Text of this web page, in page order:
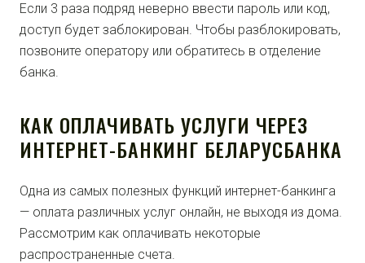
Если 3 раза подряд неверно ввести пароль или код,
доступ будет заблокирован. Чтобы разблокировать,
позвоните оператору или обратитесь в отделение
банка.
КАК ОПЛАЧИВАТЬ УСЛУГИ ЧЕРЕЗ
ИНТЕРНЕТ-БАНКИНГ БЕЛАРУСБАНКА
Одна из самых полезных функций интернет-банкинга
— оплата различных услуг онлайн, не выходя из дома.
Рассмотрим как оплачивать некоторые
распространенные счета.